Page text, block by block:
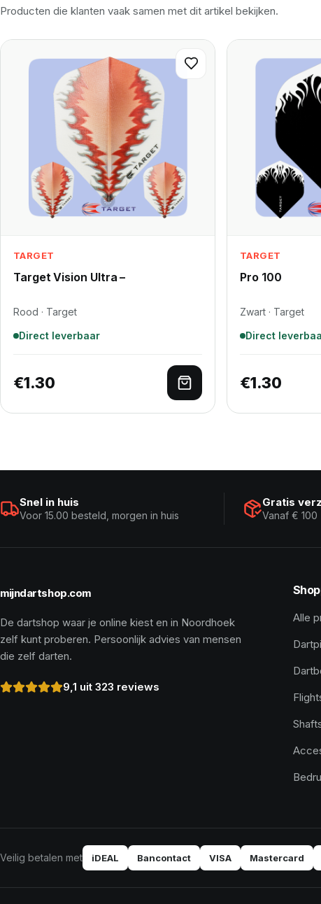
Producten die klanten vaak samen met dit artikel bekijken.
TARGET
Target Vision Ultra –
Rood · Target
Direct leverbaar
€1.30 Toevoegen aan
TARGET
Pro 100
Zwart · Target
Direct
€1.30
Snel in huis
Voor 15.00 besteld, morgen in huis
Gratis
Vanaf € 100
mijndartshop.com
De dartshop waar je online kiest en in Noordhoek
zelf kunt proberen. Persoonlijk advies van mensen
die zelf darten.
9,1 uit 323 reviews
Alle
Veilig betalen met iDEAL Bancontact VISA Mastercard